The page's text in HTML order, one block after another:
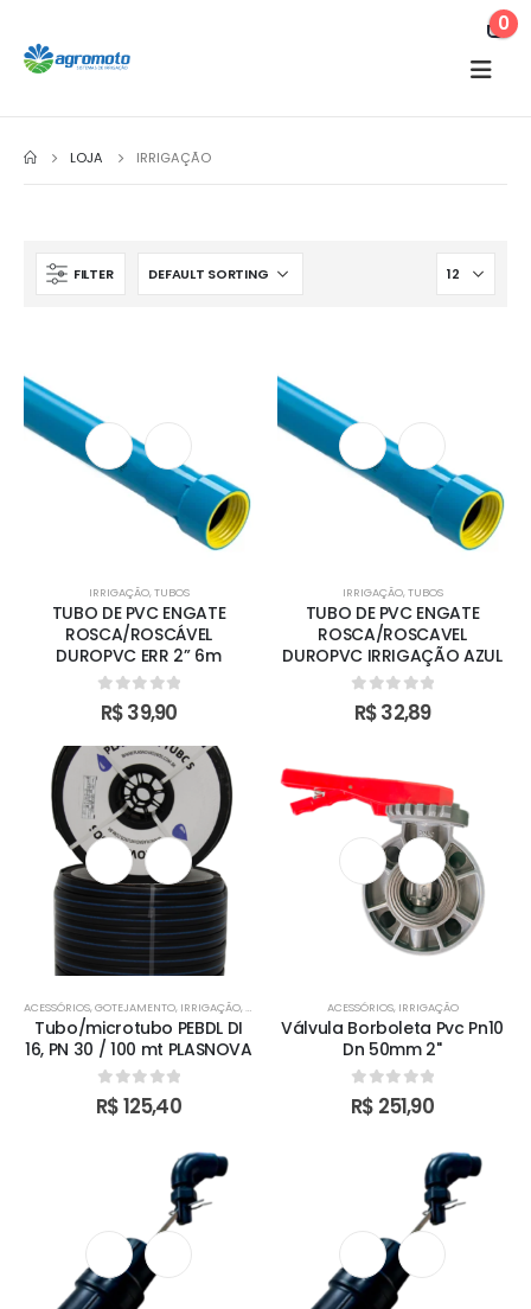
0
LOJA IRRIGAÇÃO
FILTER
IRRIGAÇÃO,TUBOS
TUBO DE PVC ENGATE
ROSCA/ROSCÁVEL
DUROPVC ERR 2” 6m
0out of 5
R$39,90
IRRIGAÇÃO,TUBOS
TUBO DE PVC ENGATE
ROSCA/ROSCAVEL
DUROPVC IRRIGAÇÃO AZUL
0out of 5
R$32,89
ACESSÓRIOS,GOTEJAMENTO, IRRIGAÇÃO,TUBOS
Tubo/microtubo PEBDL DI
16, PN 30 / 100 mt PLASNOVA
0out of 5
R$125,40
ACESSÓRIOS, IRRIGAÇÃO
Válvula Borboleta Pvc Pn10
Dn 50mm 2''
0out of 5
R$ 251,90